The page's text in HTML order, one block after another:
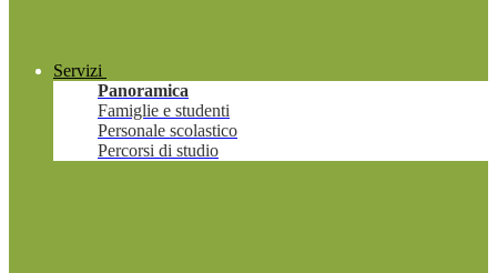
Servizi
Panoramica
Famiglie e studenti
Personale scolastico
Percorsi di studio